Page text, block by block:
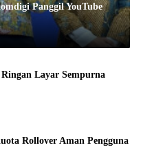
Panggil YouTube
Layar Sempurna
Rollover Aman Pengguna